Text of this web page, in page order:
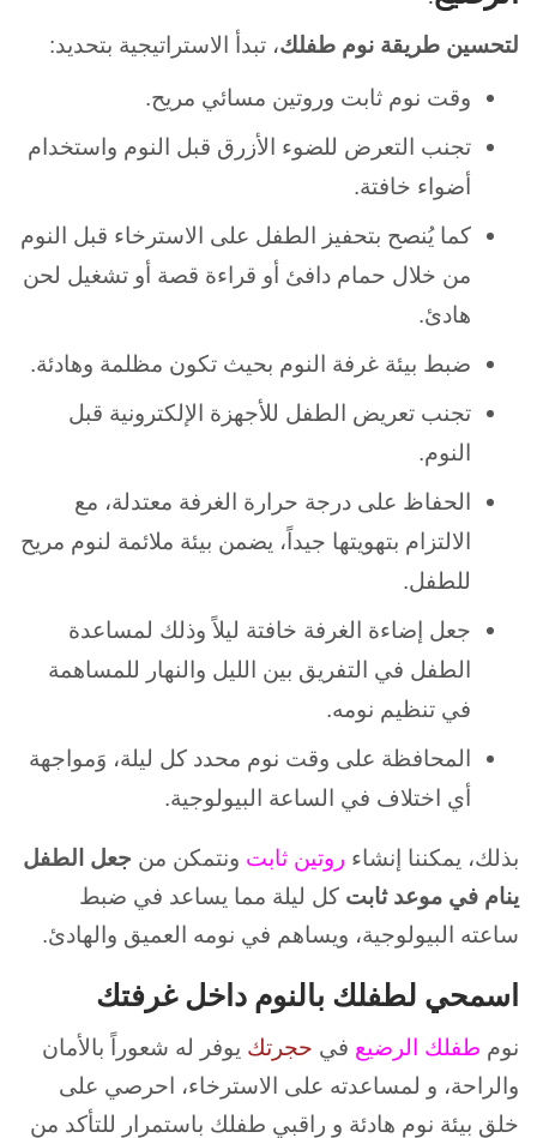
لتحسين طريقة نوم طفلك، تبدأ الاستراتيجية بتحديد:
وقت نوم ثابت وروتين مسائي مريح.
تجنب التعرض للضوء الأزرق قبل النوم واستخدام
أضواء خافتة.
كما يُنصح بتحفيز الطفل على الاسترخاء قبل النوم
من خلال حمام دافئ أو قراءة قصة أو تشغيل لحن
هادئ.
ضبط بيئة غرفة النوم بحيث تكون مظلمة وهادئة.
تجنب تعريض الطفل للأجهزة الإلكترونية قبل
النوم.
الحفاظ على درجة حرارة الغرفة معتدلة، مع
الالتزام بتهويتها جيداً، يضمن بيئة ملائمة لنوم مريح
للطفل.
جعل إضاءة الغرفة خافتة ليلاً وذلك لمساعدة
الطفل في التفريق بين الليل والنهار للمساهمة
في تنظيم نومه.
المحافظة على وقت نوم محدد كل ليلة، وَمواجهة
أي اختلاف في الساعة البيولوجية.
بذلك، يمكننا إنشاء روتين ثابت ونتمكن من جعل الطفل
ينام في موعد ثابت كل ليلة مما يساعد في ضبط
ساعته البيولوجية، ويساهم في نومه العميق والهادئ.
اسمحي لطفلك بالنوم داخل غرفتك
نوم طفلك الرضيع في حجرتك يوفر له شعوراً بالأمان
والراحة، و لمساعدته على الاسترخاء، احرصي على
خلق بيئة نوم هادئة و راقبي طفلك باستمرار للتأكد من